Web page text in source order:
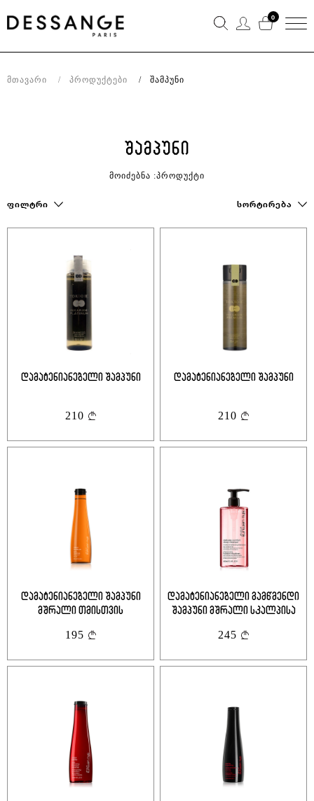
0
Მთავარი Პროდუქტები Შამპუნი
ᲨᲐᲛᲞᲣᲜᲘ
ᲛᲝᲘᲫᲔᲑᲜᲐ :ᲞᲠᲝᲓᲣᲥᲢᲘ
ᲤᲘᲚᲢᲠᲘ ᲡᲝᲠᲢᲘᲠᲔᲑᲐ
დამატენიანებელი შამპუნი
210
დამატენიანებელი შამპუნი
210
დამატენიანებელი შამპუნი
მშრალი თმისთვის
195
დამატენიანებელი გამწმენდი
შამპუნი მშრალი სკალპისა
245